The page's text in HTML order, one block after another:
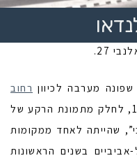
מערבה לכיוון רחוב
, הפך מאז הוקם בשנת 1947, לחלק מתמונת הרקע של
שהייתה לאחד ממקומות
בשנים הראשונות